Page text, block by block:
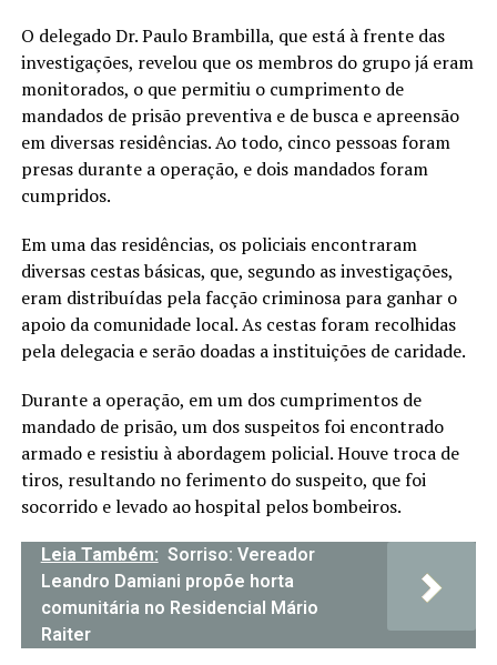
O delegado Dr. Paulo Brambilla, que está à frente das
investigações, revelou que os membros do grupo já eram
monitorados, o que permitiu o cumprimento de
mandados de prisão preventiva e de busca e apreensão
em diversas residências. Ao todo, cinco pessoas foram
presas durante a operação, e dois mandados foram
cumpridos.
Em uma das residências, os policiais encontraram
diversas cestas básicas, que, segundo as investigações,
eram distribuídas pela facção criminosa para ganhar o
apoio da comunidade local. As cestas foram recolhidas
pela delegacia e serão doadas a instituições de caridade.
Durante a operação, em um dos cumprimentos de
mandado de prisão, um dos suspeitos foi encontrado
armado e resistiu à abordagem policial. Houve troca de
tiros, resultando no ferimento do suspeito, que foi
socorrido e levado ao hospital pelos bombeiros.
Leia Também: Sorriso: Vereador
Leandro Damiani propõe horta
comunitária no Residencial Mário
Raiter